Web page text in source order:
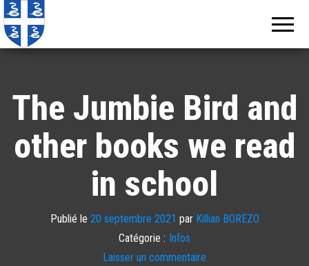
The Jumbie Bird and
other books we read
in school
Publié le 20 septembre 2021 par Killian BOREZO
Catégorie : Infos
Laisser un commentaire